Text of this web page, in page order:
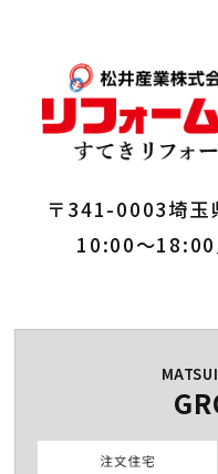
〒341-0003埼玉
10:00～18:00